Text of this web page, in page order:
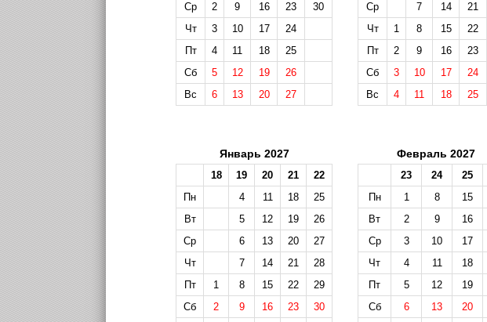
Ср
2 9 16 23
30
Чт
3 10 17
24
Пт
4 11 18
25
Сб
5 12 19
26
Вс
6 13 20 27
Ср
7 14 21
Чт
1 8 15 22
Пт
2 9 16 23
Сб
3 10 17 24
Вс
4 11 18 25
Январь 2027
18 19 20 21
22
Пн
4 11 18
25
Вт
5 12 19
26
Ср
6 13 20
27
Чт
7 14 21
28
Пт
1 8 15 22
29
Сб
2 9 16 23
30
Февраль 2027
23 24 25
Пн
1 8 15
Вт
2 9 16
Ср
3 10 17
Чт
4 11 18
Пт
5 12 19
Сб
6 13 20